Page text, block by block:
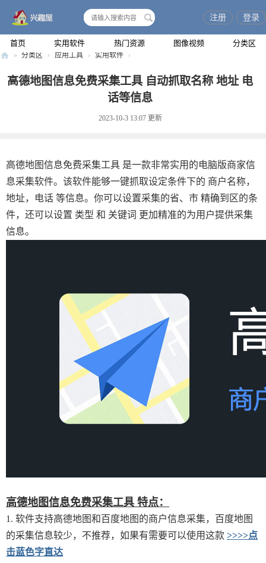
首页 实用软件 热门资源 图像视频 分类区
注册 登录
» 分类区 › 应用工具 › 实用软件 ›
高德地图信息免费采集工具 自动抓取名称 地址 电
话等信息
2023-10-3 13:07 更新
高德地图信息免费采集工具 是一款非常实用的电脑版商家信
息采集软件。该软件能够一键抓取设定条件下的 商户名称，
地址，电话 等信息。你可以设置采集的省、市 精确到区的条
件，还可以设置 类型 和 关键词 更加精准的为用户提供采集
信息。
高德地图信息免费采集工具 特点：
1. 软件支持高德地图和百度地图的商户信息采集，百度地图
的采集信息较少，不推荐，如果有需要可以使用这款 >>>>点
击蓝色字直达